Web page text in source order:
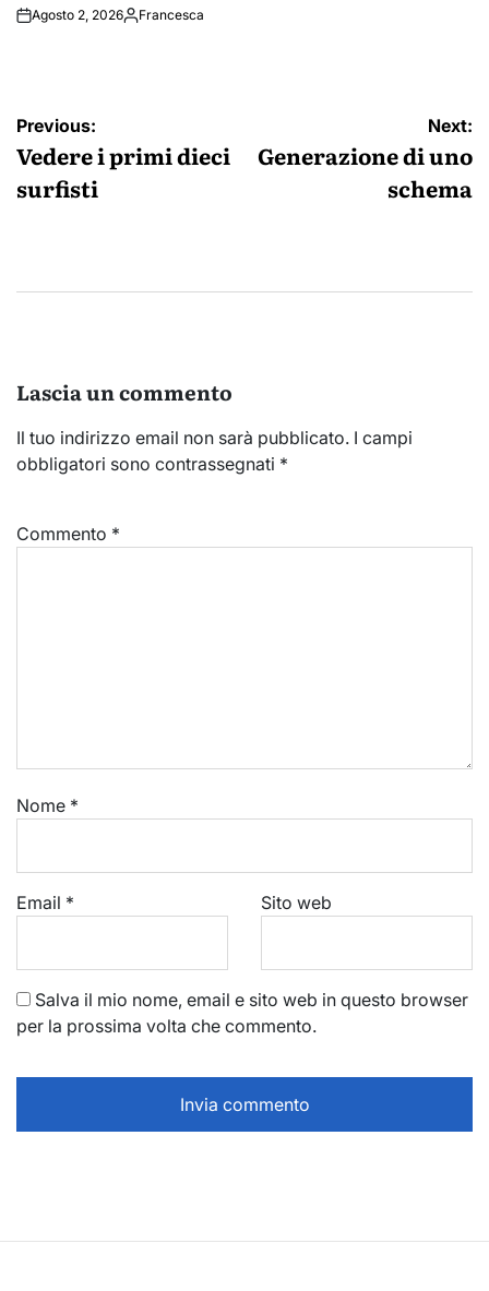
Agosto 2, 2026PostedFrancesca
Navigazione
articoli
Previous:
Vedere i primi dieci
surfisti
Next:
Generazione di uno
schema
Lascia un commento
Il tuo indirizzo email non sarà pubblicato. I campi
obbligatori sono contrassegnati *
Commento *
Nome *
Email * Sito web
Salva il mio nome, email e sito web in questo browser
per la prossima volta che commento.